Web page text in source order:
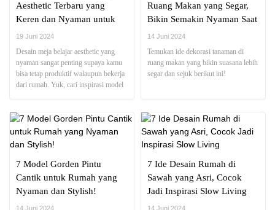
Aesthetic Terbaru yang
Keren dan Nyaman untuk
Bekerja Seharian!
19 Juni 2024
Desain meja belajar aesthetic yang
nyaman sangat penting supaya kamu
bisa tetap produktif walaupun bekerja
dari rumah. Yuk, cari inspirasi model
Ruang Makan yang Segar,
Bikin Semakin Nyaman Saat
Makan Bersama!
14 Juni 2024
Temukan ide dekorasi tanaman di
ruang makan yang bikin suasana lebih
segar dan sejuk berikut ini!
7 Model Gorden Pintu
Cantik untuk Rumah yang
Nyaman dan Stylish!
14 Juni 2024
7 Ide Desain Rumah di
Sawah yang Asri, Cocok
Jadi Inspirasi Slow Living
14 Juni 2024